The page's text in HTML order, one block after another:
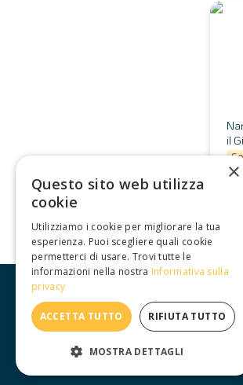
il
×
Questo sito web utilizza
cookie
Utilizziamo i cookie per migliorare la tua
esperienza. Puoi scegliere quali cookie
permetterci di usare. Trovi tutte le
informazioni nella nostra Informativa sulla
privacy
ACCETTA TUTTO RIFIUTA TUTTO
MOSTRA DETTAGLI